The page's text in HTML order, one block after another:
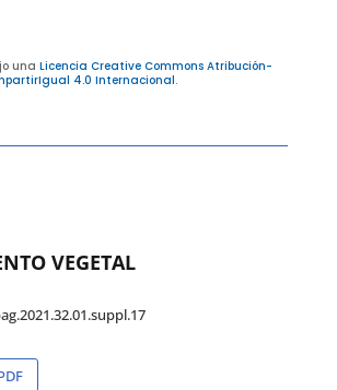
una Licencia Creative Commons Atribución-
4.0 Internacional.
VEGETAL